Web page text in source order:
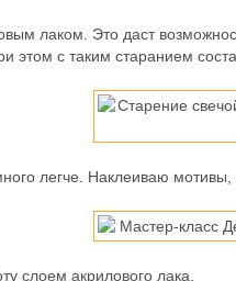
лаком. Это даст
этом с таким старанием
легче. Наклеиваю
слоем акрилового лака.